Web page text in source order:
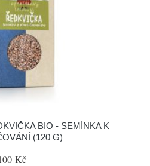
BIO - SEMÍNKA K
(120 G)
Kč